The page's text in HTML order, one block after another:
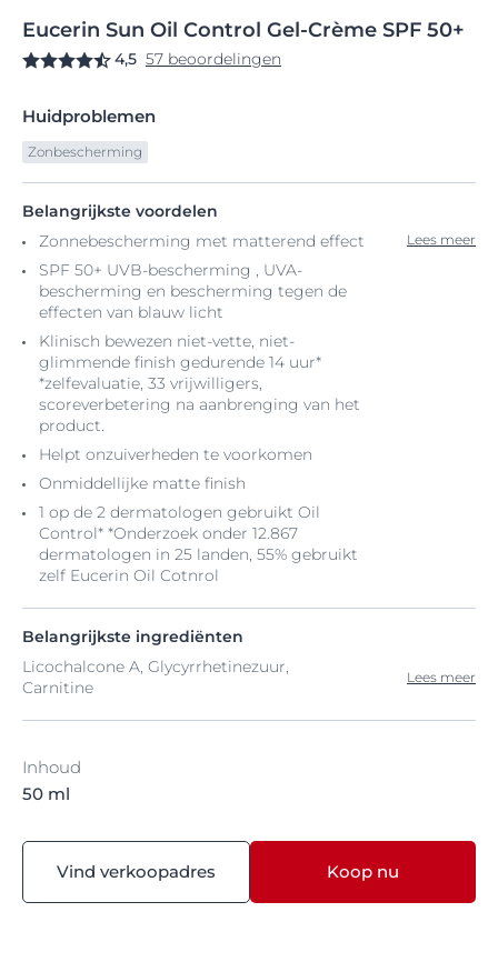
Eucerin Sun Oil Control Gel-Crème SPF 50+
4,5 57 beoordelingen
Huidproblemen
Zonbescherming
Belangrijkste voordelen
Zonnebescherming met matterend effect
SPF 50+ UVB-bescherming , UVA-
bescherming en bescherming tegen de
effecten van blauw licht
Klinisch bewezen niet-vette, niet-
glimmende finish gedurende 14 uur*
*zelfevaluatie, 33 vrijwilligers,
scoreverbetering na aanbrenging van het
product.
Helpt onzuiverheden te voorkomen
Onmiddellijke matte finish
1 op de 2 dermatologen gebruikt Oil
Control* *Onderzoek onder 12.867
dermatologen in 25 landen, 55% gebruikt
zelf Eucerin Oil Cotnrol
Lees meer
Belangrijkste ingrediënten
Licochalcone A, Glycyrrhetinezuur,
Carnitine
Lees meer
Inhoud
50 ml
Vind verkoopadres Koop nu